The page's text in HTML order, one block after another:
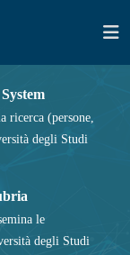
ricerca (persone,
degli Studi
le
degli Studi